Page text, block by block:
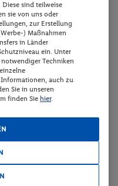
bed
anzeigen
p.P.
505.
Gesamt 1011 €
sind teilweise
sie von uns oder
zur Erstellung
) Maßnahmen
in Länder
ein. Unter
Techniken
Informationen, auch zu
Sie in unseren
finden Sie hier.